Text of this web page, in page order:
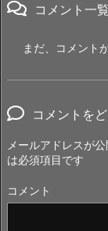
コメント一覧
まだ、コメント
コメントを
メールアドレスが
は必須項目です
コメント